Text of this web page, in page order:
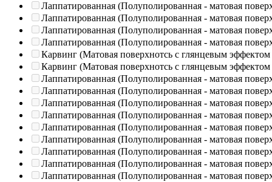
Лаппатированная (Полуполированная - матовая
Лаппатированная (Полуполированная - матовая
Лаппатированная (Полуполированная - матовая
Лаппатированная (Полуполированная - матовая
Карвинг (Матовая поверхнотсь с глянцевым эффектом
Карвинг (Матовая поверхнотсь с глянцевым эффектом
Лаппатированная (Полуполированная - матовая
Лаппатированная (Полуполированная - матовая
Лаппатированная (Полуполированная - матовая
Лаппатированная (Полуполированная - матовая
Лаппатированная (Полуполированная - матовая
Лаппатированная (Полуполированная - матовая
Лаппатированная (Полуполированная - матовая
Лаппатированная (Полуполированная - матовая
Лаппатированная (Полуполированная - матовая